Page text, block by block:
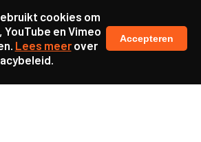
cookies om
en Vimeo
Lees meerover
Accepteren